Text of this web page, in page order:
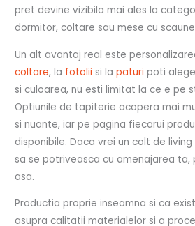
pret devine vizibila mai ales la
dormitor, coltare sau mese cu
Un alt avantaj real este
coltare, la fotolii si lapaturi poti
si culoarea, nu esti limitat la ce e pe
Optiunile de tapiterie acopera mai
si nuante, iar pe pagina fiecarui
disponibile. Daca vrei un colt de
sa se potriveasca cu amenajarea
asa.
Productia proprie inseamna si ca
asupra calitatii materialelor si a